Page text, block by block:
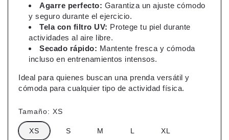
Agarre perfecto: Garantiza un ajuste cómodo
y seguro durante el ejercicio.
Tela con filtro UV: Protege tu piel durante
actividades al aire libre.
Secado rápido: Mantente fresca y cómoda
incluso en entrenamientos intensos.
Ideal para quienes buscan una prenda versátil y
cómoda para cualquier tipo de actividad física.
Tamaño: XS
XS S M L XL